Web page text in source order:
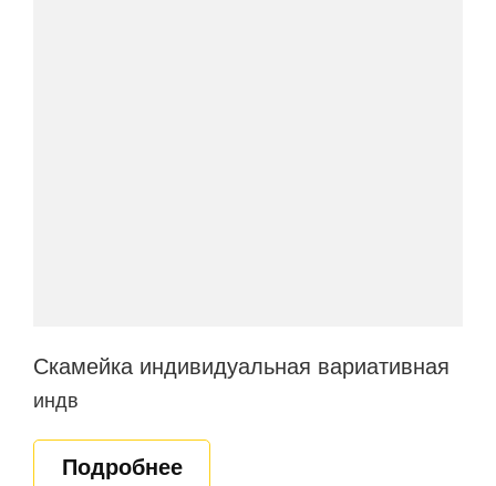
Скамейка индивидуальная вариативная
индв
Подробнее